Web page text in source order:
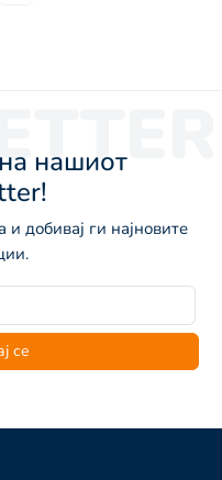
нашиот
и добивај ги најновите
се